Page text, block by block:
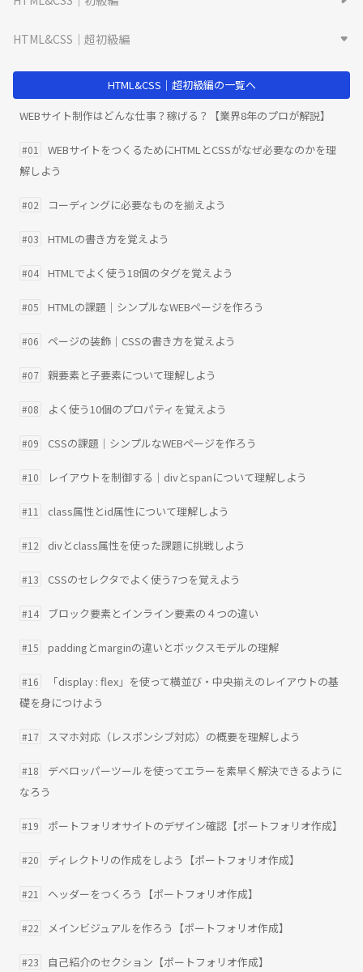
HTML&CSS｜超初級編
HTML&CSS｜超初級編の一覧へ
WEBサイト制作はどんな仕事？稼げる？【業界8年のプロが解説】
#01
WEBサイトをつくるためにHTMLとCSSがなぜ必要なのかを理
解しよう
#02 コーディングに必要なものを揃えよう
#03 HTMLの書き方を覚えよう
#04 HTMLでよく使う18個のタグを覚えよう
#05 HTMLの課題｜シンプルなWEBページを作ろう
#06 ページの装飾｜CSSの書き方を覚えよう
#07 親要素と子要素について理解しよう
#08 よく使う10個のプロパティを覚えよう
#09 CSSの課題｜シンプルなWEBページを作ろう
#10 レイアウトを制御する｜divとspanについて理解しよう
#11 class属性とid属性について理解しよう
#12 divとclass属性を使った課題に挑戦しよう
#13 CSSのセレクタでよく使う7つを覚えよう
#14 ブロック要素とインライン要素の４つの違い
#15 paddingとmarginの違いとボックスモデルの理解
#16
「display : flex」を使って横並び・中央揃えのレイアウトの基
礎を身につけよう
#17 スマホ対応（レスポンシブ対応）の概要を理解しよう
#18
デベロッパーツールを使ってエラーを素早く解決できるように
なろう
#19 ポートフォリオサイトのデザイン確認【ポートフォリオ作成】
#20 ディレクトリの作成をしよう【ポートフォリオ作成】
#21 ヘッダーをつくろう【ポートフォリオ作成】
#22 メインビジュアルを作ろう【ポートフォリオ作成】
#23 自己紹介のセクション【ポートフォリオ作成】